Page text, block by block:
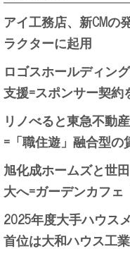
アイ工務店、新CMの
ラクターに起用
ロゴスホールディン
支援=スポンサー契約
リノべると東急不動
=「職住遊」融合型
旭化成ホームズと世
大へ=ガーデンカフ
2025年度大手ハウス
首位は大和ハウス工